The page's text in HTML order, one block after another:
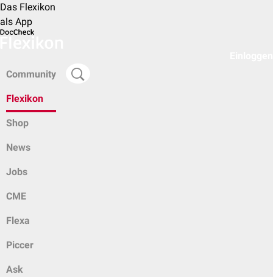
Das Flexikon
als App
Community
Flexikon
Shop
News
Jobs
CME
Flexa
Piccer
Ask